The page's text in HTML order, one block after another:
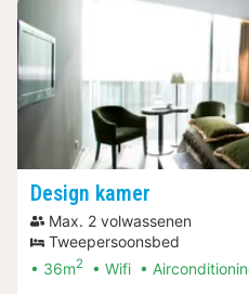
Design kamer
Max. 2 volwassenen
Tweepersoonsbed
36m2 Wifi